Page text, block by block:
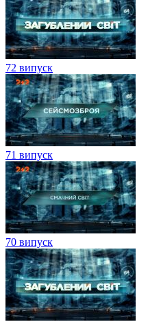
72 випуск
71 випуск
70 випуск